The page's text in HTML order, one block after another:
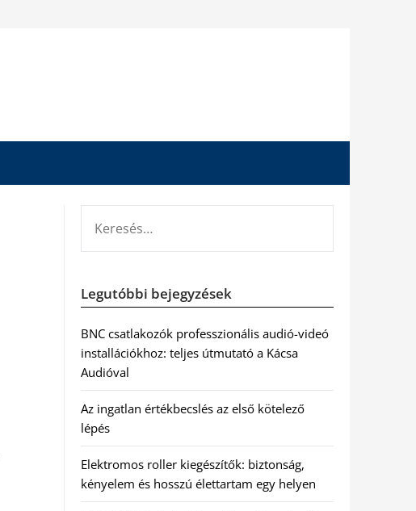
Legutóbbi bejegyzések
BNC csatlakozók professzionális audió-videó
installációkhoz: teljes útmutató a Kácsa
Audióval
Az ingatlan értékbecslés az első kötelező
lépés
Elektromos roller kiegészítők: biztonság,
kényelem és hosszú élettartam egy helyen